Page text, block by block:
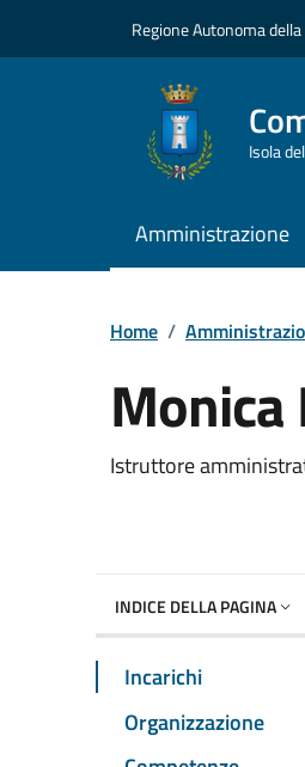
Regione Autonoma
Isola
Amministrazione
Home /
Monica
Dettaglio
Istruttore
INDICE DELLA PAGINA
Incarichi
Organizzazione